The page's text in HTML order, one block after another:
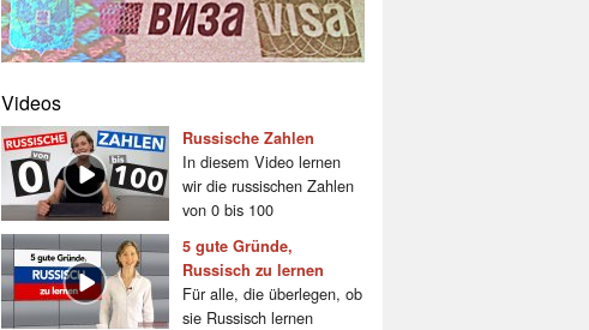
Videos
Russische Zahlen
In diesem Video lernen
wir die russischen Zahlen
von 0 bis 100
5 gute Gründe,
Russisch zu lernen
Für alle, die überlegen, ob
sie Russisch lernen